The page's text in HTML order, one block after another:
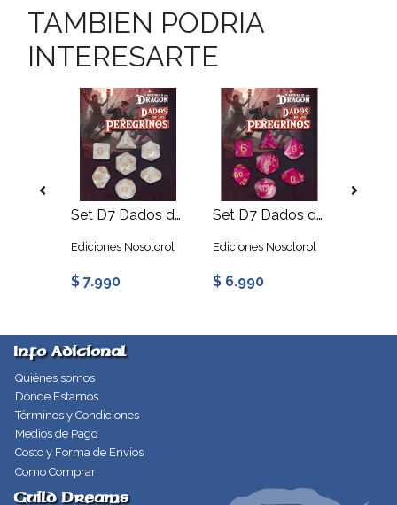
TAMBIEN PODRIA
INTERESARTE
Set D7 Dados de los Peregrinos: Blanco Ahuraz
Ediciones Nosolorol
$ 7.990
Set D7 Dados de los Peregrinos: Magenta Eurana
Ediciones Nosolorol
$ 6.990
Info Adicional
Quiénes somos
Dónde Estamos
Términos y Condiciones
Medios de Pago
Costo y Forma de Envíos
Como Comprar
Guild Dreams